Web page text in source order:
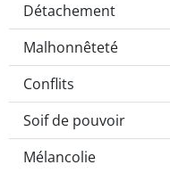
Détachement
Malhonnêteté
Conflits
Soif de pouvoir
Mélancolie